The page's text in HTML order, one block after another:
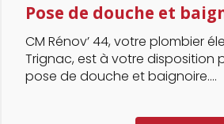
Pose de douche et
CM Rénov’ 44, votre plombier
Trignac, est à votre disposition
pose de douche et baignoire....